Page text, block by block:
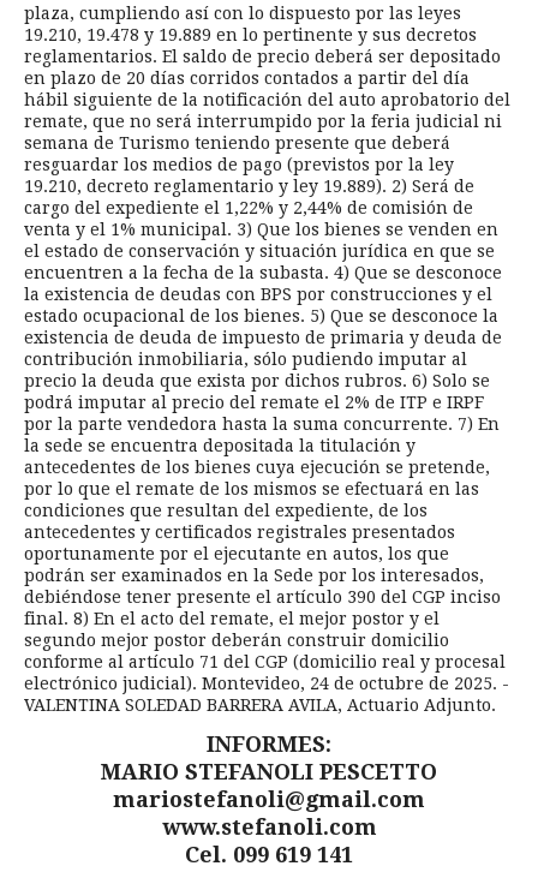
plaza, cumpliendo así con lo dispuesto por las leyes
19.210, 19.478 y 19.889 en lo pertinente y sus decretos
reglamentarios. El saldo de precio deberá ser depositado
en plazo de 20 días corridos contados a partir del día
hábil siguiente de la notificación del auto aprobatorio del
remate, que no será interrumpido por la feria judicial ni
semana de Turismo teniendo presente que deberá
resguardar los medios de pago (previstos por la ley
19.210, decreto reglamentario y ley 19.889). 2) Será de
cargo del expediente el 1,22% y 2,44% de comisión de
venta y el 1% municipal. 3) Que los bienes se venden en
el estado de conservación y situación jurídica en que se
encuentren a la fecha de la subasta. 4) Que se desconoce
la existencia de deudas con BPS por construcciones y el
estado ocupacional de los bienes. 5) Que se desconoce la
existencia de deuda de impuesto de primaria y deuda de
contribución inmobiliaria, sólo pudiendo imputar al
precio la deuda que exista por dichos rubros. 6) Solo se
podrá imputar al precio del remate el 2% de ITP e IRPF
por la parte vendedora hasta la suma concurrente. 7) En
la sede se encuentra depositada la titulación y
antecedentes de los bienes cuya ejecución se pretende,
por lo que el remate de los mismos se efectuará en las
condiciones que resultan del expediente, de los
antecedentes y certificados registrales presentados
oportunamente por el ejecutante en autos, los que
podrán ser examinados en la Sede por los interesados,
debiéndose tener presente el artículo 390 del CGP inciso
final. 8) En el acto del remate, el mejor postor y el
segundo mejor postor deberán construir domicilio
conforme al artículo 71 del CGP (domicilio real y procesal
electrónico judicial). Montevideo, 24 de octubre de 2025. -
VALENTINA SOLEDAD BARRERA AVILA, Actuario Adjunto.
INFORMES:
MARIO STEFANOLI PESCETTO
mariostefanoli@gmail.com
www.stefanoli.com
Cel. 099 619 141